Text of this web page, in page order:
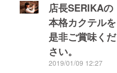
店長SERIKAの
本格カクテルを
是非ご賞味くだ
さい。
2019/01/09 12:27